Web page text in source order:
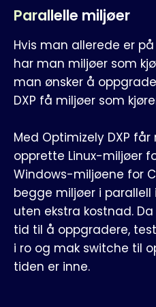
Parallelle miljøer
Hvis man allerede er på
har man miljøer som
man ønsker å
DXP få miljøer som
Med Optimizely DXP
opprette Linux-miljøer
Windows-miljøene for
begge miljøer i
uten ekstra kostnad.
tid til å oppgradere,
i ro og mak switche til
tiden er inne.